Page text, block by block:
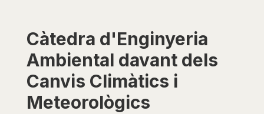
Càtedra d'Enginyeria
Ambiental davant dels
Canvis Climàtics i
Meteorològics